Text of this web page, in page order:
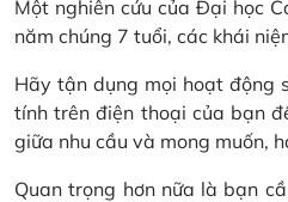
Một nghiên cứu của Đại học
năm chúng 7 tuổi, các khái
Hãy tận dụng mọi hoạt động
tính trên điện thoại của bạn
giữa nhu cầu và mong muốn,
Quan trọng hơn nữa là bạn